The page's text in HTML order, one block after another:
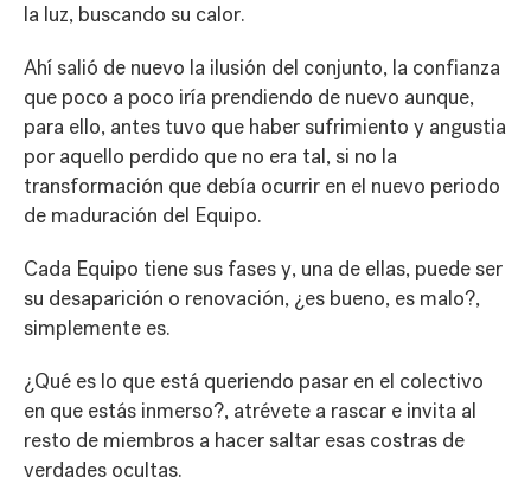
la luz, buscando su calor.
Ahí salió de nuevo la ilusión del conjunto, la confianza
que poco a poco iría prendiendo de nuevo aunque,
para ello, antes tuvo que haber sufrimiento y angustia
por aquello perdido que no era tal, si no la
transformación que debía ocurrir en el nuevo periodo
de maduración del Equipo.
Cada Equipo tiene sus fases y, una de ellas, puede ser
su desaparición o renovación, ¿es bueno, es malo?,
simplemente es.
¿Qué es lo que está queriendo pasar en el colectivo
en que estás inmerso?, atrévete a rascar e invita al
resto de miembros a hacer saltar esas costras de
verdades ocultas.